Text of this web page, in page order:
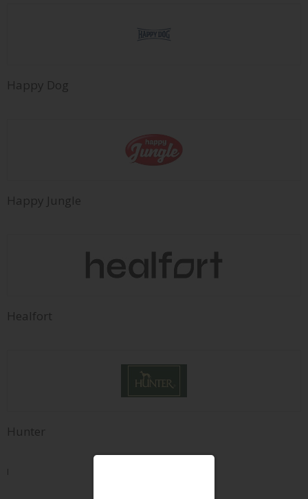
Happy Dog
Happy Jungle
Healfort
Hunter
I